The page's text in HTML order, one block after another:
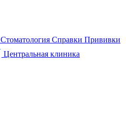
Стоматология Справки Прививки
Центральная клиника